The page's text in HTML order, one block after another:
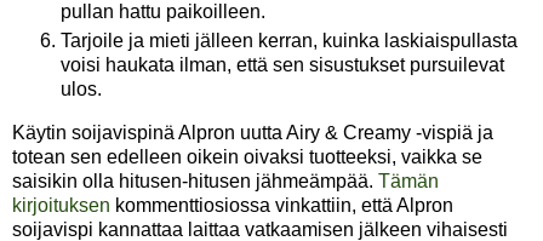
pullan hattu paikoilleen.
Tarjoile ja mieti jälleen kerran, kuinka laskiaispullasta
voisi haukata ilman, että sen sisustukset pursuilevat
ulos.
Käytin soijavispinä Alpron uutta Airy & Creamy -vispiä ja
totean sen edelleen oikein oivaksi tuotteeksi, vaikka se
saisikin olla hitusen-hitusen jähmeämpää. Tämän
kirjoituksen kommenttiosiossa vinkattiin, että Alpron
soijavispi kannattaa laittaa vatkaamisen jälkeen vihaisesti